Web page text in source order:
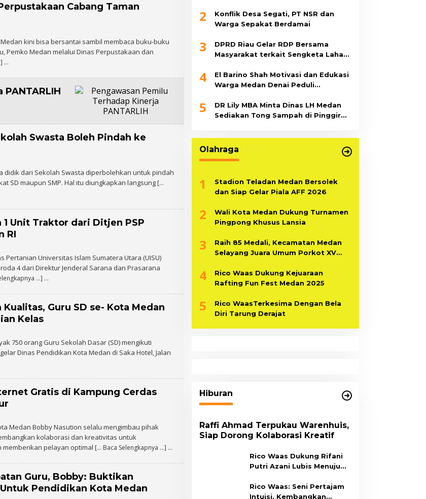
Cabang Taman
Medan kini bisa bersantai sambil membaca buku-buku
Pemko Medan melalui Dinas Perpustakaan dan
Swasta Boleh Pindah ke
didik dari Sekolah Swasta diperbolehkan untuk pindah
SD maupun SMP. Hal itu diungkapkan langsung […
1 Unit Traktor dari Ditjen PSP
RI
Pertanian Universitas Islam Sumatera Utara (UISU)
4 dari Direktur Jenderal Sarana dan Prasarana
…]
Guru SD se- Kota Medan
Kelas
E
H
I
750 orang Guru Sekolah Dasar (SD) mengikuti
Dinas Pendidikan Kota Medan di Saka Hotel, Jalan
Gratis di Kampung Cerdas
Medan Bobby Nasution selalu mengimbau pihak
kolaborasi dan kreativitas untuk
pelayan optimal [… Baca Selengkapnya …]
Guru, Bobby: Buktikan
Pendidikan Kota Medan
2
Konflik Desa Segati, PT NSR dan
Warga Sepakat Berdamai
3
DPRD Riau Gelar RDP Bersama
Masyarakat terkait Sengketa Lahan
4
El Barino Shah Motivasi dan Edukasi
Warga Medan Denai Peduli
5
DR Lily MBA Minta Dinas LH Medan
Sediakan Tong Sampah di Pinggir
Olahraga
1
Stadion Teladan Medan Bersolek
dan Siap Gelar Piala AFF 2026
2
Wali Kota Medan Dukung Turnamen
Pingpong Khusus Lansia
3
Raih 85 Medali, Kecamatan Medan
Selayang Juara Umum Porkot XV
4
Rico Waas Dukung Kejuaraan
Rafting Fun Fest Medan 2025
5
Rico WaasTerkesima Dengan Bela
Diri Tarung Derajat
Hiburan
Raffi Ahmad Terpukau Warenhuis,
Siap Dorong Kolaborasi Kreatif
Rico Waas Dukung Rifani
Putri Azani Lubis Menuju
Sumut 2026,
Rico Waas: Seni Pertajam
Intuisi, Kembangkan